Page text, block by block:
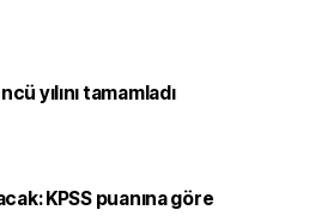
yılını tamamladı
KPSS puanına göre